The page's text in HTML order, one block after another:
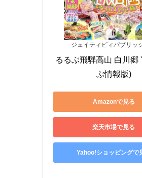
ジェイティビィパブリッ
るるぶ飛騨高山 白川郷
ぶ情報版)
Amazonで見る
楽天市場で見る
Yahoo!ショッピングで